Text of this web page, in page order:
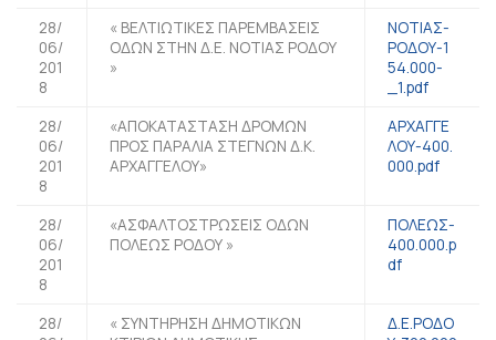
28/
06/
201
8
« ΒΕΛΤΙΩΤΙΚΕΣ ΠΑΡΕΜΒΑΣΕΙΣ
ΟΔΩΝ ΣΤΗΝ Δ.Ε. ΝΟΤΙΑΣ ΡΟΔΟΥ
»
ΝΟΤΙΑΣ-
ΡΟΔΟΥ-1
54.000-
_1.pdf
28/
06/
201
8
«ΑΠΟΚΑΤΑΣΤΑΣΗ ΔΡΟΜΩΝ
ΠΡΟΣ ΠΑΡΑΛΙΑ ΣΤΕΓΝΩΝ Δ.Κ.
ΑΡΧΑΓΓΕΛΟΥ»
ΑΡΧΑΓΓΕ
ΛΟΥ-400.
000.pdf
28/
06/
201
8
«ΑΣΦΑΛΤΟΣΤΡΩΣΕΙΣ ΟΔΩΝ
ΠΟΛΕΩΣ ΡΟΔΟΥ »
ΠΟΛΕΩΣ-
400.000.p
df
28/
« ΣΥΝΤΗΡΗΣΗ ΔΗΜΟΤΙΚΩΝ
Δ.Ε.ΡΟΔΟ